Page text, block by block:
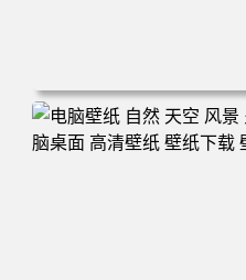
电脑壁纸 田野 风景 自然 云
脑桌面 高清壁纸 壁纸下载 壁